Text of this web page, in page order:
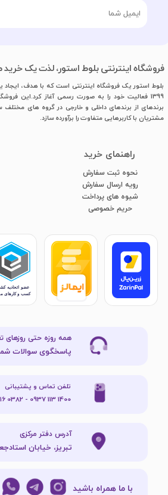
فروشگاه اینترنتی بلوط استور، لذت یک
بلوط استور یک فروشگاه اینترنتی است که با هدف، ایجاد
1399 فعالیت خود را به صورت رسمی آغاز کرد.این
برندهای از برندهای داخلی و خارجی در گروه های
مشتریان با کاربرهایی متفاوت را برآورده سازد.
​راهنمای خرید
نحوه ثبت سفارش
رویه ارسال سفارش
شیوه های پرداخت
​​​​​​​حریم خصوصی
با ما همراه باشید
همه روزه حتی روزهای
پاسخگوی سوالات
آدرس دفتر مرکزی
تبریز، خیابان
تلفن تماس و پشتیبانی
1400 113 0937 - 0382 316 0914